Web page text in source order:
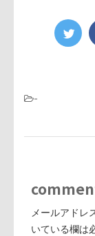
-
メールアドレ
いている欄は